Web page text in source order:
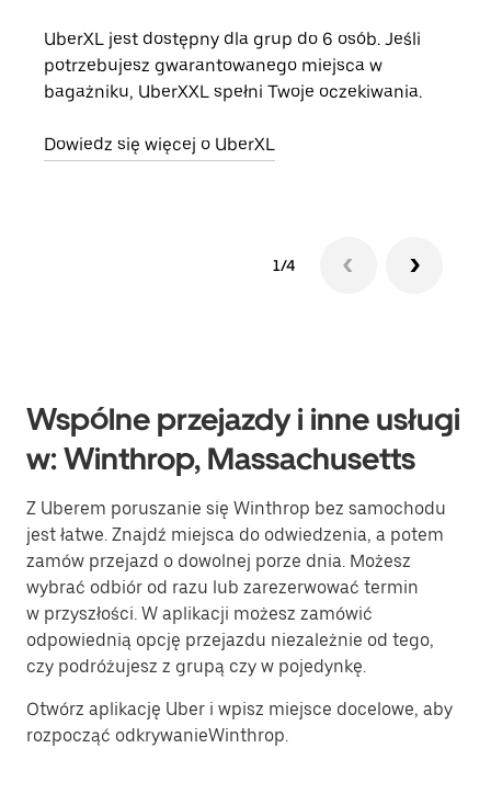
UberXL jest dostępny dla grup do 6 osób. Jeśli
potrzebujesz gwarantowanego miejsca w
bagażniku, UberXXL spełni Twoje oczekiwania.
Dowiedz się więcej o UberXL
1/4
Wspólne przejazdy i inne usługi
w: Winthrop, Massachusetts
Z Uberem poruszanie się Winthrop bez samochodu
jest łatwe. Znajdź miejsca do odwiedzenia, a potem
zamów przejazd o dowolnej porze dnia. Możesz
wybrać odbiór od razu lub zarezerwować termin
w przyszłości. W aplikacji możesz zamówić
odpowiednią opcję przejazdu niezależnie od tego,
czy podróżujesz z grupą czy w pojedynkę.
Otwórz aplikację Uber i wpisz miejsce docelowe, aby
rozpocząć odkrywanieWinthrop.